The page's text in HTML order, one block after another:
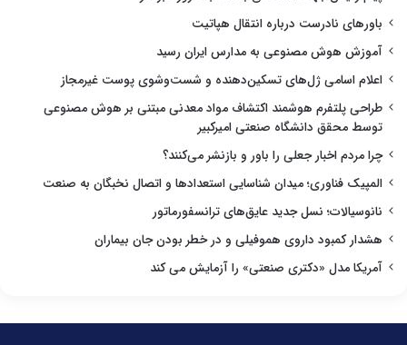
باورهای نادرست درباره انتقال هپاتیت
آموزش هوش مصنوعی به مدارس ایران رسید
اعلام اسامی ژل‌های تسکین‌دهنده و شست‌وشوی پوست غیرمجاز
طراحی پلتفرم هوشمند اکتشاف مواد معدنی مبتنی بر هوش مصنوعی
توسط محقق دانشگاه صنعتی امیرکبیر
چرا مردم اخبار جعلی را باور و بازنشر می‌کنند؟
المپیک فناوری؛ میدان شناسایی استعدادها و اتصال نخبگان به صنعت
نانوسیالات؛ نسل جدید عایق‌های ترانسفورماتور
هشدار کمبود داروی هموفیلی و در خطر بودن جان بیماران
آمریکا مدل «دکتری صنعتی» را آزمایش می کند